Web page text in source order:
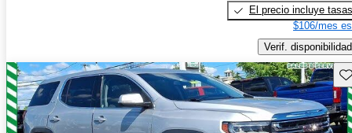
El precio incluye tasas
$106/mes
Verif. disponibilidad